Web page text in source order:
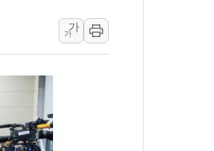
정재헌 CEO, SKT 장기고객 400명 맞이…"마음
최태원, 노소영에 9440억 지급 확정되나…재상고
하나금융, 명동 소상공인에 '행복상자' 전달
인천시 광복절 현수막 '태극기 거꾸로' 논란…이틀
병무청, 보충역 전면 손질… 예술·체육요원 최대
홈플러스發 대형마트 판매, 역대 최대폭 감소한
윤준병·이해민 의원, '정부 특사'로 콜롬비아 대통
가
가